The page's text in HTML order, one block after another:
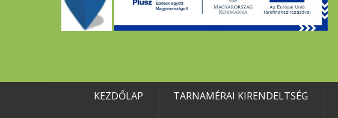
KEZDŐLAP TARNAMÉRAI KIRENDELTSÉG